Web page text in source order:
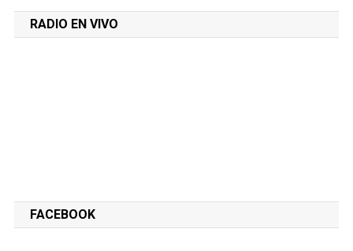
RADIO EN VIVO
FACEBOOK